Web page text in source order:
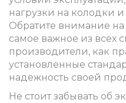
нагрузки на колодки
Обратите внимание на
самое важное из всех
производители, как
установленные
надежность своей
Не стоит забывать об